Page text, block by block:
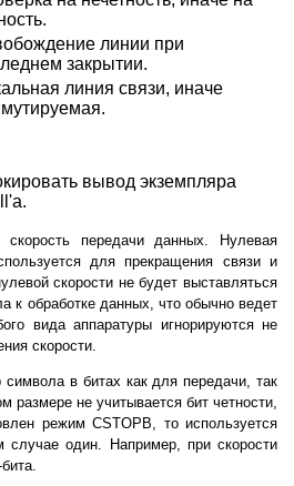
линии при
закрытии.
линия связи, иначе
вывод экземпляра
передачи данных. Нулевая
для прекращения связи и
скорости не будет выставляться
к обработке данных, что обычно ведет
вида аппаратуры игнорируются не
скорости.
в битах как для передачи, так
размере не учитывается бит четности,
режим CSTOPB, то используется
случае один. Например, при скорости